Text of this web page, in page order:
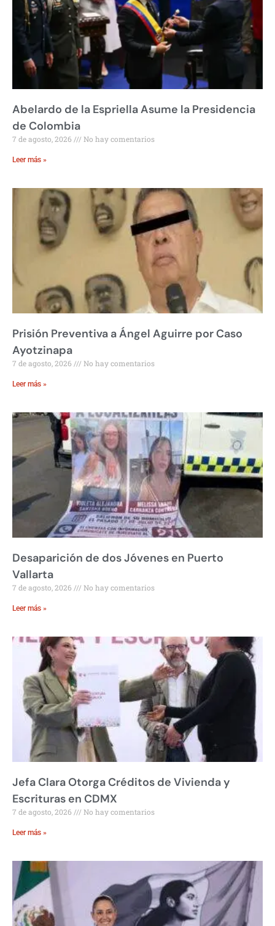
Abelardo de la Espriella Asume la Presidencia
de Colombia
7 de agosto, 2026 No hay comentarios
Leer más »
Prisión Preventiva a Ángel Aguirre por Caso
Ayotzinapa
7 de agosto, 2026 No hay comentarios
Leer más »
Desaparición de dos Jóvenes en Puerto
Vallarta
7 de agosto, 2026 No hay comentarios
Leer más »
Jefa Clara Otorga Créditos de Vivienda y
Escrituras en CDMX
7 de agosto, 2026 No hay comentarios
Leer más »